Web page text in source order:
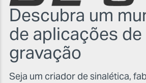
Descubra um
de aplicações de
gravação
Seja um criador de sinalética,